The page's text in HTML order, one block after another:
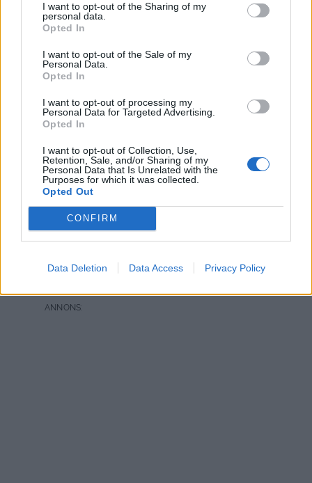
I want to opt-out of the Sharing of my
personal data.
Opted In
I want to opt-out of the Sale of my
Personal Data.
Opted In
I want to opt-out of processing my
Personal Data for Targeted Advertising.
Opted In
I want to opt-out of Collection, Use,
Retention, Sale, and/or Sharing of my
Personal Data that Is Unrelated with the
Purposes for which it was collected.
Opted Out
CONFIRM
Data Deletion Data Access Privacy Policy
27 JUNI, 2010